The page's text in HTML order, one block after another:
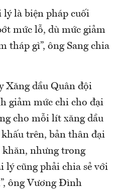
lý là biện pháp cuối
mức lỗ, dù mức giảm
tháp gì”, ông Sang chia
Xăng dầu Quân đội
giảm mức chi cho đại
cho mỗi lít xăng dầu
trên, bản thân đại
khăn, nhưng trong
lý cũng phải chia sẻ với
ông Vương Đình